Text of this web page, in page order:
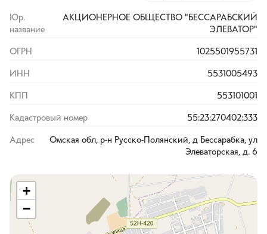
Юр.
название
АКЦИОНЕРНОЕ ОБЩЕСТВО "БЕССАРАБСКИЙ
ЭЛЕВАТОР"
ОГРН 1025501955731
ИНН 5531005493
КПП 553101001
Кадастровый номер 55:23:270402:333
Адрес
Омская обл, р-н Русско-Полянский, д Бессарабка, ул
Элеваторская, д. 6
+
−